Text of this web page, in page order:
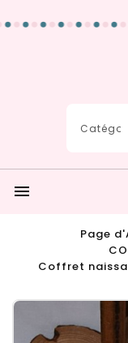

Page
Coffret